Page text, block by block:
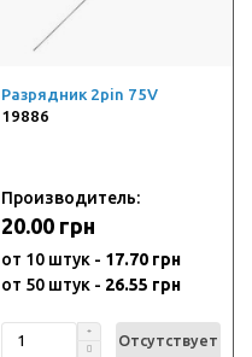
Разрядник 2pin 75V
19886
Производитель:
20.00 грн
от 10 штук - 17.70 грн
от 50 штук - 26.55 грн
Отсутствует